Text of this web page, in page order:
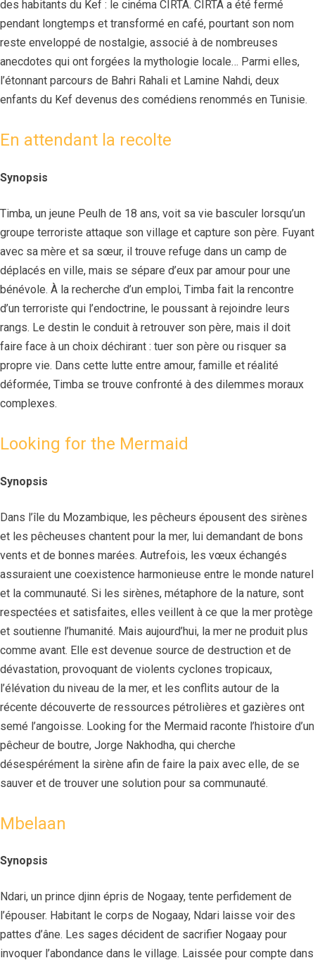
des habitants du Kef : le cinéma CIRTA. CIRTA a été fermé
pendant longtemps et transformé en café, pourtant son nom
reste enveloppé de nostalgie, associé à de nombreuses
anecdotes qui ont forgées la mythologie locale… Parmi elles,
l’étonnant parcours de Bahri Rahali et Lamine Nahdi, deux
enfants du Kef devenus des comédiens renommés en Tunisie.
En attendant la recolte
Synopsis
Timba, un jeune Peulh de 18 ans, voit sa vie basculer lorsqu’un
groupe terroriste attaque son village et capture son père. Fuyant
avec sa mère et sa sœur, il trouve refuge dans un camp de
déplacés en ville, mais se sépare d’eux par amour pour une
bénévole. À la recherche d’un emploi, Timba fait la rencontre
d’un terroriste qui l’endoctrine, le poussant à rejoindre leurs
rangs. Le destin le conduit à retrouver son père, mais il doit
faire face à un choix déchirant : tuer son père ou risquer sa
propre vie. Dans cette lutte entre amour, famille et réalité
déformée, Timba se trouve confronté à des dilemmes moraux
complexes.
Looking for the Mermaid
Synopsis
Dans l’île du Mozambique, les pêcheurs épousent des sirènes
et les pêcheuses chantent pour la mer, lui demandant de bons
vents et de bonnes marées. Autrefois, les vœux échangés
assuraient une coexistence harmonieuse entre le monde naturel
et la communauté. Si les sirènes, métaphore de la nature, sont
respectées et satisfaites, elles veillent à ce que la mer protège
et soutienne l’humanité. Mais aujourd’hui, la mer ne produit plus
comme avant. Elle est devenue source de destruction et de
dévastation, provoquant de violents cyclones tropicaux,
l’élévation du niveau de la mer, et les conflits autour de la
récente découverte de ressources pétrolières et gazières ont
semé l’angoisse. Looking for the Mermaid raconte l’histoire d’un
pêcheur de boutre, Jorge Nakhodha, qui cherche
désespérément la sirène afin de faire la paix avec elle, de se
sauver et de trouver une solution pour sa communauté.
Mbelaan
Synopsis
Ndari, un prince djinn épris de Nogaay, tente perfidement de
l’épouser. Habitant le corps de Nogaay, Ndari laisse voir des
pattes d’âne. Les sages décident de sacrifier Nogaay pour
invoquer l’abondance dans le village. Laissée pour compte dans